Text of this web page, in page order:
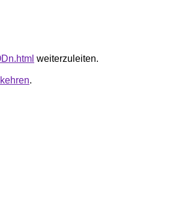
weiterzuleiten.
.